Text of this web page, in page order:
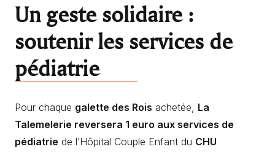
Un geste solidaire :
soutenir les services de
pédiatrie
Pour chaque galette des Rois achetée, La
Talemelerie reversera 1 euro aux services de
pédiatrie de l’Hôpital Couple Enfant du CHU